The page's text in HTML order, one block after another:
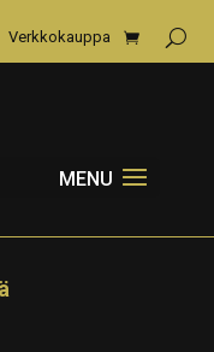
Verkkokauppa